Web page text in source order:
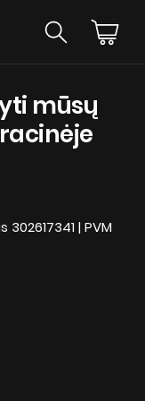
mūsų
302617341 | PVM